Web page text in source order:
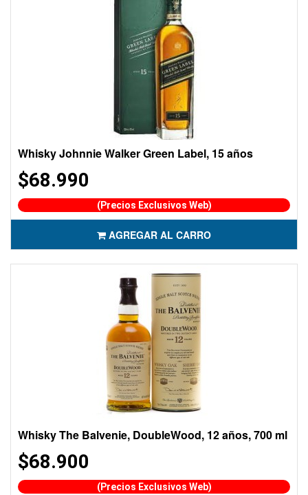
Whisky Johnnie Walker Green Label, 15 años
$68.990
(Precios Exclusivos Web)
AGREGAR AL CARRO
Whisky The Balvenie, DoubleWood, 12 años, 700 ml
$68.900
(Precios Exclusivos Web)